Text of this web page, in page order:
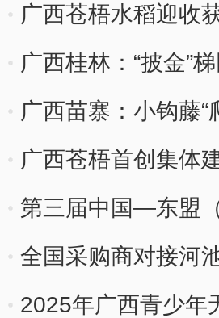
广西苍梧水稻迎收
广西桂林：“披金”
广西苗寨：小钩藤“
广西苍梧首创集体
第三届中国—东盟
全国采购商对接河
2025年广西青少年